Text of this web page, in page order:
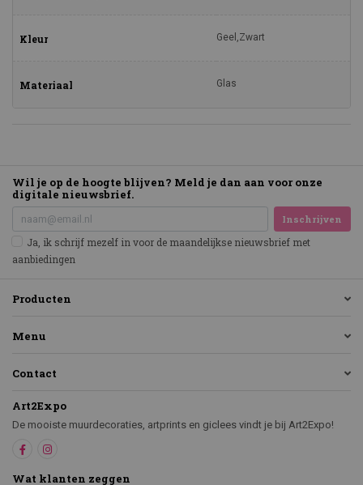
Kleur Geel,Zwart
Materiaal Glas
Wil je op de hoogte blijven? Meld je dan aan voor onze
digitale nieuwsbrief.
Inschrijven
Ja, ik schrijf mezelf in voor de maandelijkse nieuwsbrief met
aanbiedingen
Producten
Menu
Contact
Art2Expo
De mooiste muurdecoraties, artprints en giclees vindt je bij Art2Expo!
Wat klanten zeggen